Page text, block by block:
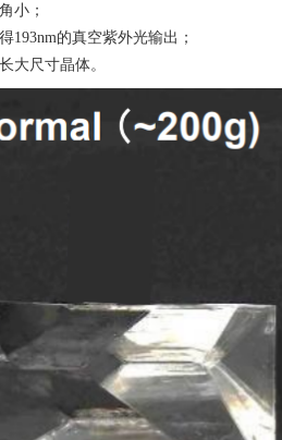
小；
193nm的真空紫外光输出；
大尺寸晶体。